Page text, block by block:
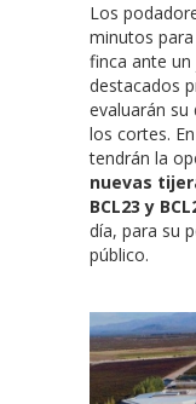
Los
minutos
finca ante
destacados
evaluarán su
los cortes.
tendrán la
nuevas
BCL23 y
día, para su
público.